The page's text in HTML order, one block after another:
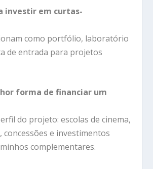
investir em curtas-
como portfólio, laboratório
de entrada para projetos
forma de financiar um
do projeto: escolas de cinema,
e investimentos
complementares.